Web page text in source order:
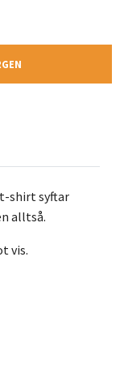
t-shirt syftar
alltså.
vis.